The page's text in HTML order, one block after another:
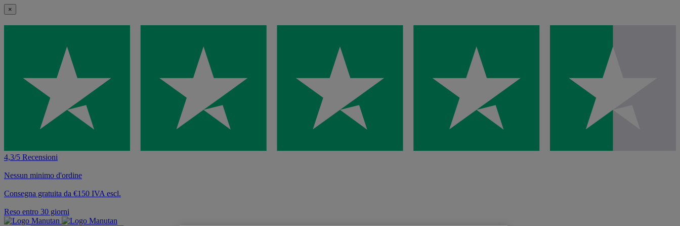
×
4,3/5 Recensioni
Nessun minimo d'ordine
Consegna gratuita da €150 IVA escl.
Reso entro 30 giorni